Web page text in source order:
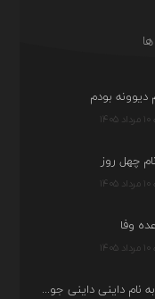
دیوونه بودم
چهل روز
وفا
دانلود آهنگ مصطفی ابراهیمی به نام داینی داینی جونم قربون پنج تیر پرونم